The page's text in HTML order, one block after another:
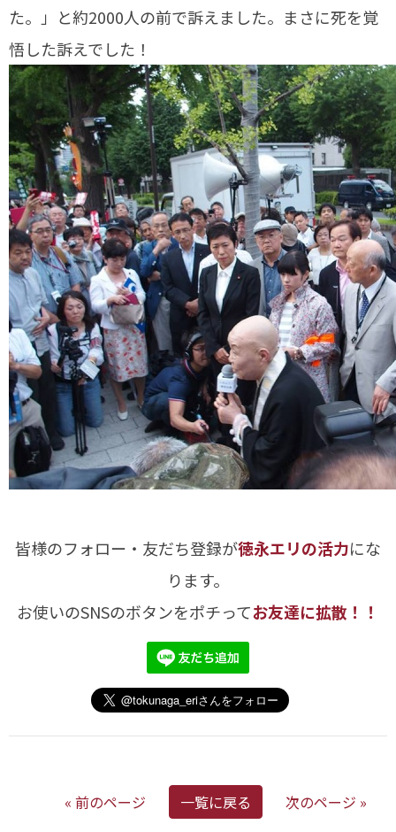
た。」と約2000人の前で訴えました。まさに死を覚
悟した訴えでした！
皆様のフォロー・友だち登録が徳永エリの活力にな
ります。
お使いのSNSのボタンをポチってお友達に拡散！！
« 前のページ 一覧に戻る 次のページ »